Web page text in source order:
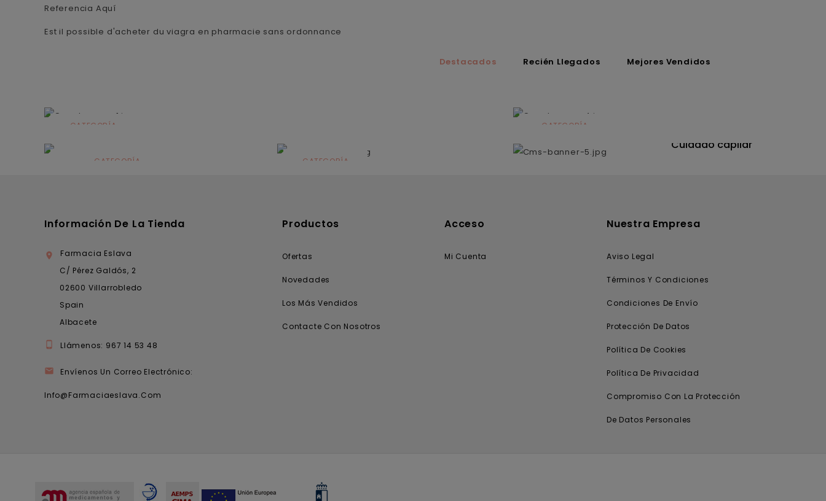
Referencia Aquí
Est il possible d'acheter du viagra en pharmacie sans ordonnance
Destacados Recién Llegados Mejores Vendidos
CATEGORÍA
CATEGORÍA CATEGORÍA
CATEGORÍA
Cuidado capilar
Información De La Tienda

Farmacia Eslava
C/ Pérez Galdós, 2
02600 Villarrobledo
Spain
Albacete
 Llámenos: 967 14 53 48
 Envíenos Un Correo Electrónico:
Info@farmaciaeslava.com
Productos
Ofertas
Novedades
Los Más Vendidos
Contacte Con Nosotros
Acceso
Mi Cuenta
Nuestra Empresa
Aviso Legal
Términos Y Condiciones
Condiciones De Envío
Protección De Datos
Política De Cookies
Política De Privacidad
Compromiso Con La Protección
De Datos Personales